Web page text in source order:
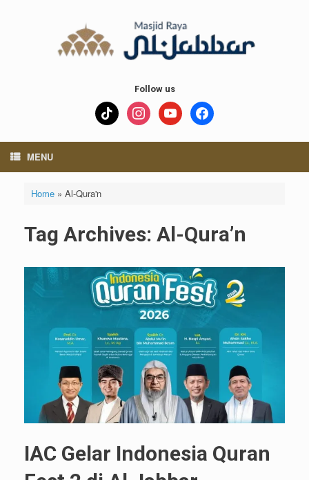
Follow us
tiktok instagramyoutube facebook
MENU
Home» Al-Qura'n
Tag Archives: Al-Qura’n
IAC Gelar Indonesia Quran